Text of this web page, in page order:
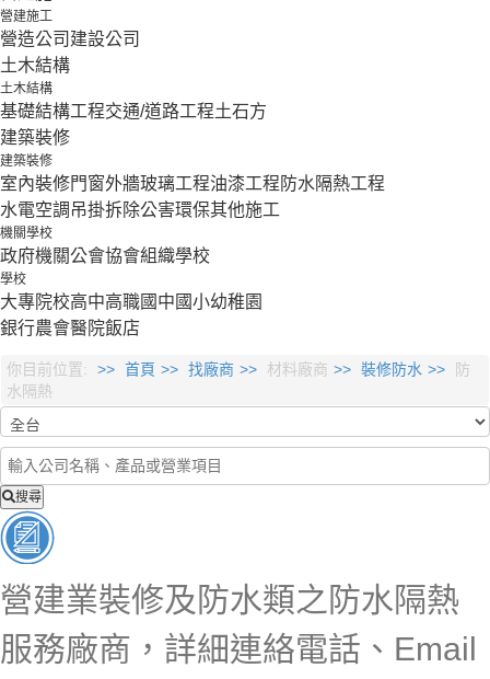
營建施工
營造公司 建設公司
土木結構
土木結構
基礎結構工程交通/道路工程土石方
建築裝修
建築裝修
室內裝修門窗外牆玻璃工程油漆工程 防水隔熱工程
水電空調 吊掛拆除公害環保其他施工
機關學校
政府機關公會協會組織學校
學校
大專院校高中高職國中 國小幼稚園
銀行農會醫院飯店
你目前位置: 首頁 找廠商 材料廠商 裝修防水
防
水隔熱
搜尋
營建業裝修及防水類之防水隔熱
服務廠商，詳細連絡電話、Email